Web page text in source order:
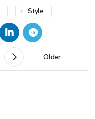
Style
Older